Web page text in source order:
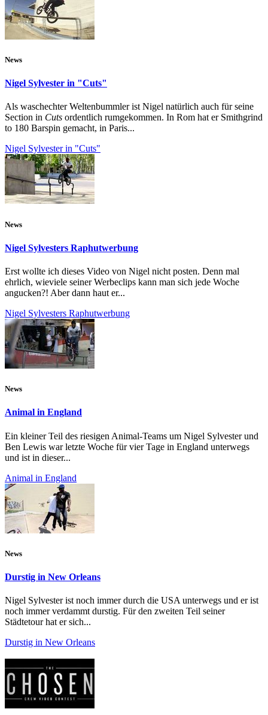
News
Nigel Sylvester in "Cuts"
Als waschechter Weltenbummler ist Nigel natürlich auch für seine
Section in Cuts ordentlich rumgekommen. In Rom hat er Smithgrind
to 180 Barspin gemacht, in Paris...
Nigel Sylvester in "Cuts"
News
Nigel Sylvesters Raphutwerbung
Erst wollte ich dieses Video von Nigel nicht posten. Denn mal
ehrlich, wieviele seiner Werbeclips kann man sich jede Woche
angucken?! Aber dann haut er...
Nigel Sylvesters Raphutwerbung
News
Animal in England
Ein kleiner Teil des riesigen Animal-Teams um Nigel Sylvester und
Ben Lewis war letzte Woche für vier Tage in England unterwegs
und ist in dieser...
Animal in England
News
Durstig in New Orleans
Nigel Sylvester ist noch immer durch die USA unterwegs und er ist
noch immer verdammt durstig. Für den zweiten Teil seiner
Städtetour hat er sich...
Durstig in New Orleans